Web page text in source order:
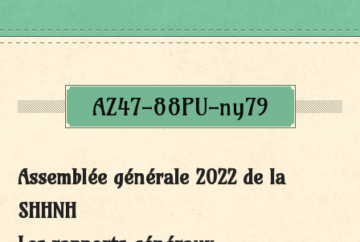
AZ47-88PU-ny79
Assemblée générale 2022 de la
SHHNH